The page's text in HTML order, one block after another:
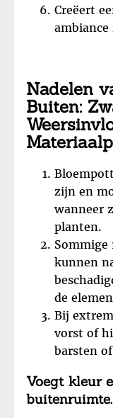
Creëert
Nadelen
Buiten:
zijn en
wanneer
planten.
kunnen
de
Bij
vorst of
barsten
Voegt kleur
buitenruimte.